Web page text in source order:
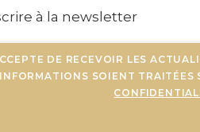
DE RECEVOIR LES
SOIENT TRAITÉES